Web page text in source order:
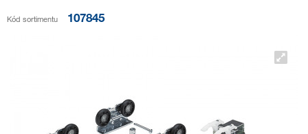
Kód sortimentu 107845